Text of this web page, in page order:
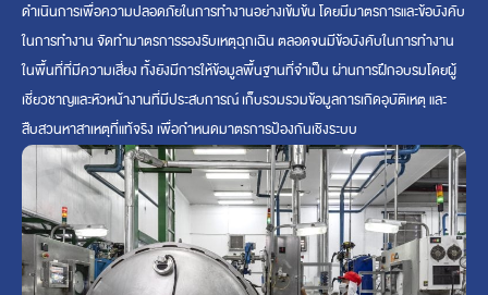
ดำเนินการเพื่อความปลอดภัยในการทำงานอย่างเข้มข้น โดยมีมาตรการและข้อบังคับ
ในการทำงาน จัดทำมาตรการรองรับเหตุฉุกเฉิน ตลอดจนมีข้อบังคับในการทำงาน
ในพื้นที่ที่มีความเสี่ยง ทั้งยังมีการให้ข้อมูลพื้นฐานที่จำเป็น ผ่านการฝึกอบรมโดยผู้
เชี่ยวชาญและหัวหน้างานที่มีประสบการณ์ เก็บรวมรวมข้อมูลการเกิดอุบัติเหตุ และ
สืบสวนหาสาเหตุที่แท้จริง เพื่อกำหนดมาตรการป้องกันเชิงระบบ